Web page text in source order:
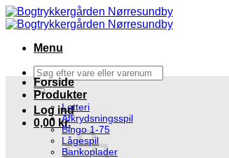
Fortsæt
til
Menu
Søg
efter:
Log ind
0,00 kr.
Forside
Produkter
Lotteri
Afkrydsningsspil
Bingo 1-75
Lågespil
Bankoplader